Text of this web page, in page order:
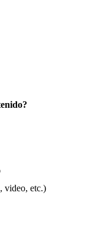
video, etc.)